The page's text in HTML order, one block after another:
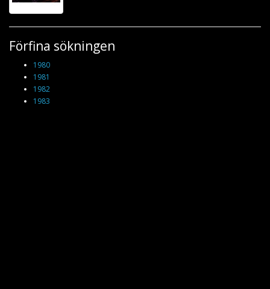
Förfina sökningen
1980
1981
1982
1983